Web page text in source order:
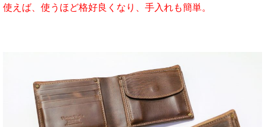
使えば、使うほど格好良くなり、手入れも簡単。